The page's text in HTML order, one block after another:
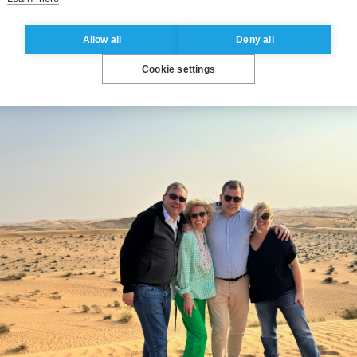
Allow all Deny all
Cookie settings